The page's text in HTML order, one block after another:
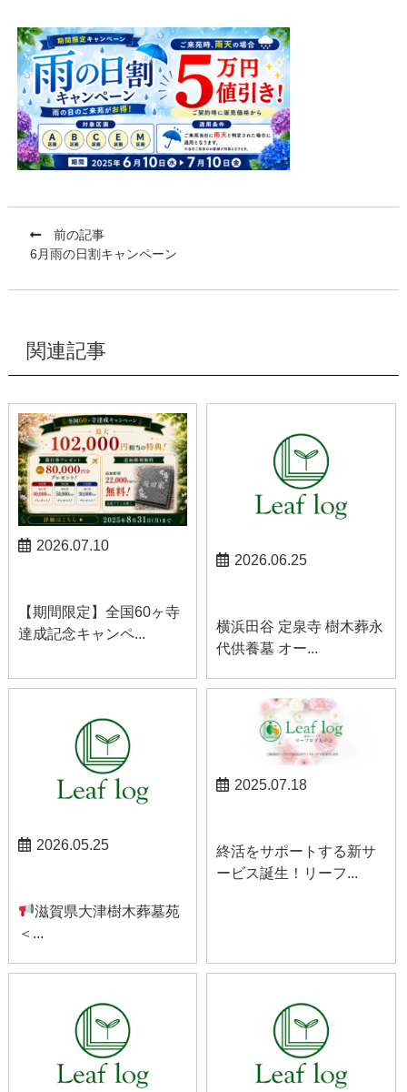
前の記事
6月雨の日割キャンペーン
関連記事
2026.07.10
【期間限定】全国60ヶ寺
達成記念キャンペ...
2026.06.25
横浜田谷 定泉寺 樹木葬永
代供養墓 オー...
2026.05.25
滋賀県大津樹木葬墓苑
＜...
2025.07.18
終活をサポートする新サ
ービス誕生！リーフ...